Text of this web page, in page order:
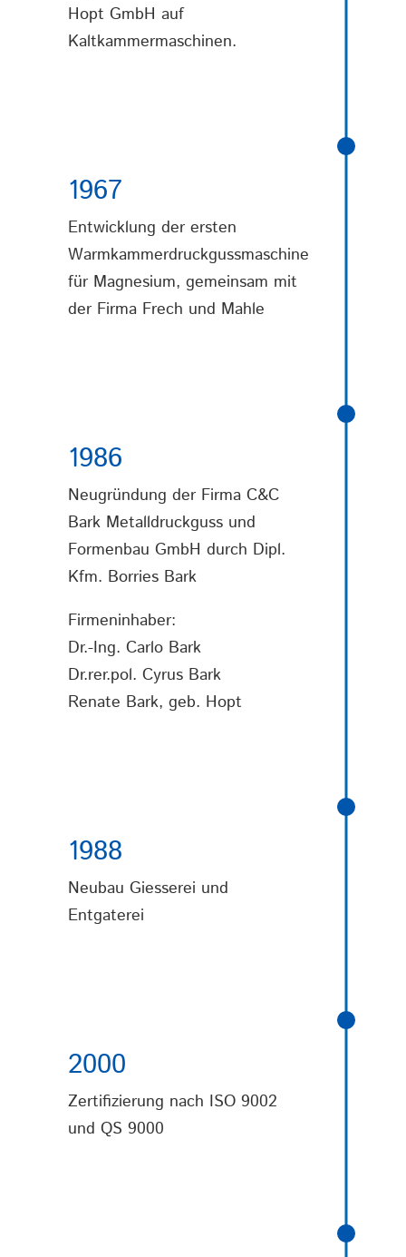
Hopt GmbH auf
Kaltkammermaschinen.
1967
Entwicklung der ersten
Warmkammerdruckgussmaschine
für Magnesium, gemeinsam mit
der Firma Frech und Mahle
1986
Neugründung der Firma C&C
Bark Metalldruckguss und
Formenbau GmbH durch Dipl.
Kfm. Borries Bark
Firmeninhaber:
Dr.-Ing. Carlo Bark
Dr.rer.pol. Cyrus Bark
Renate Bark, geb. Hopt
1988
Neubau Giesserei und
Entgaterei
2000
Zertifizierung nach ISO 9002
und QS 9000